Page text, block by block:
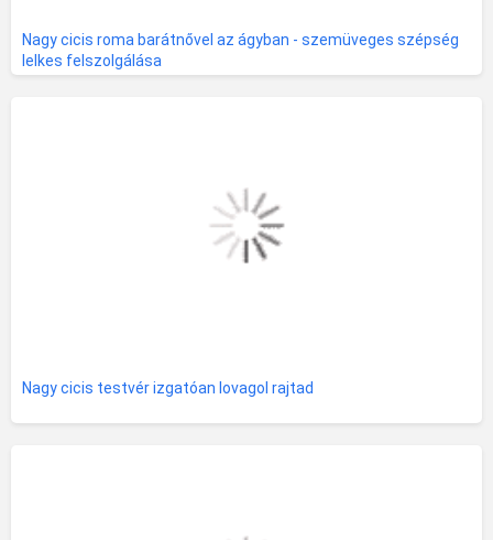
Nagy cicis roma barátnővel az ágyban - szemüveges szépség
lelkes felszolgálása
Nagy cicis testvér izgatóan lovagol rajtad